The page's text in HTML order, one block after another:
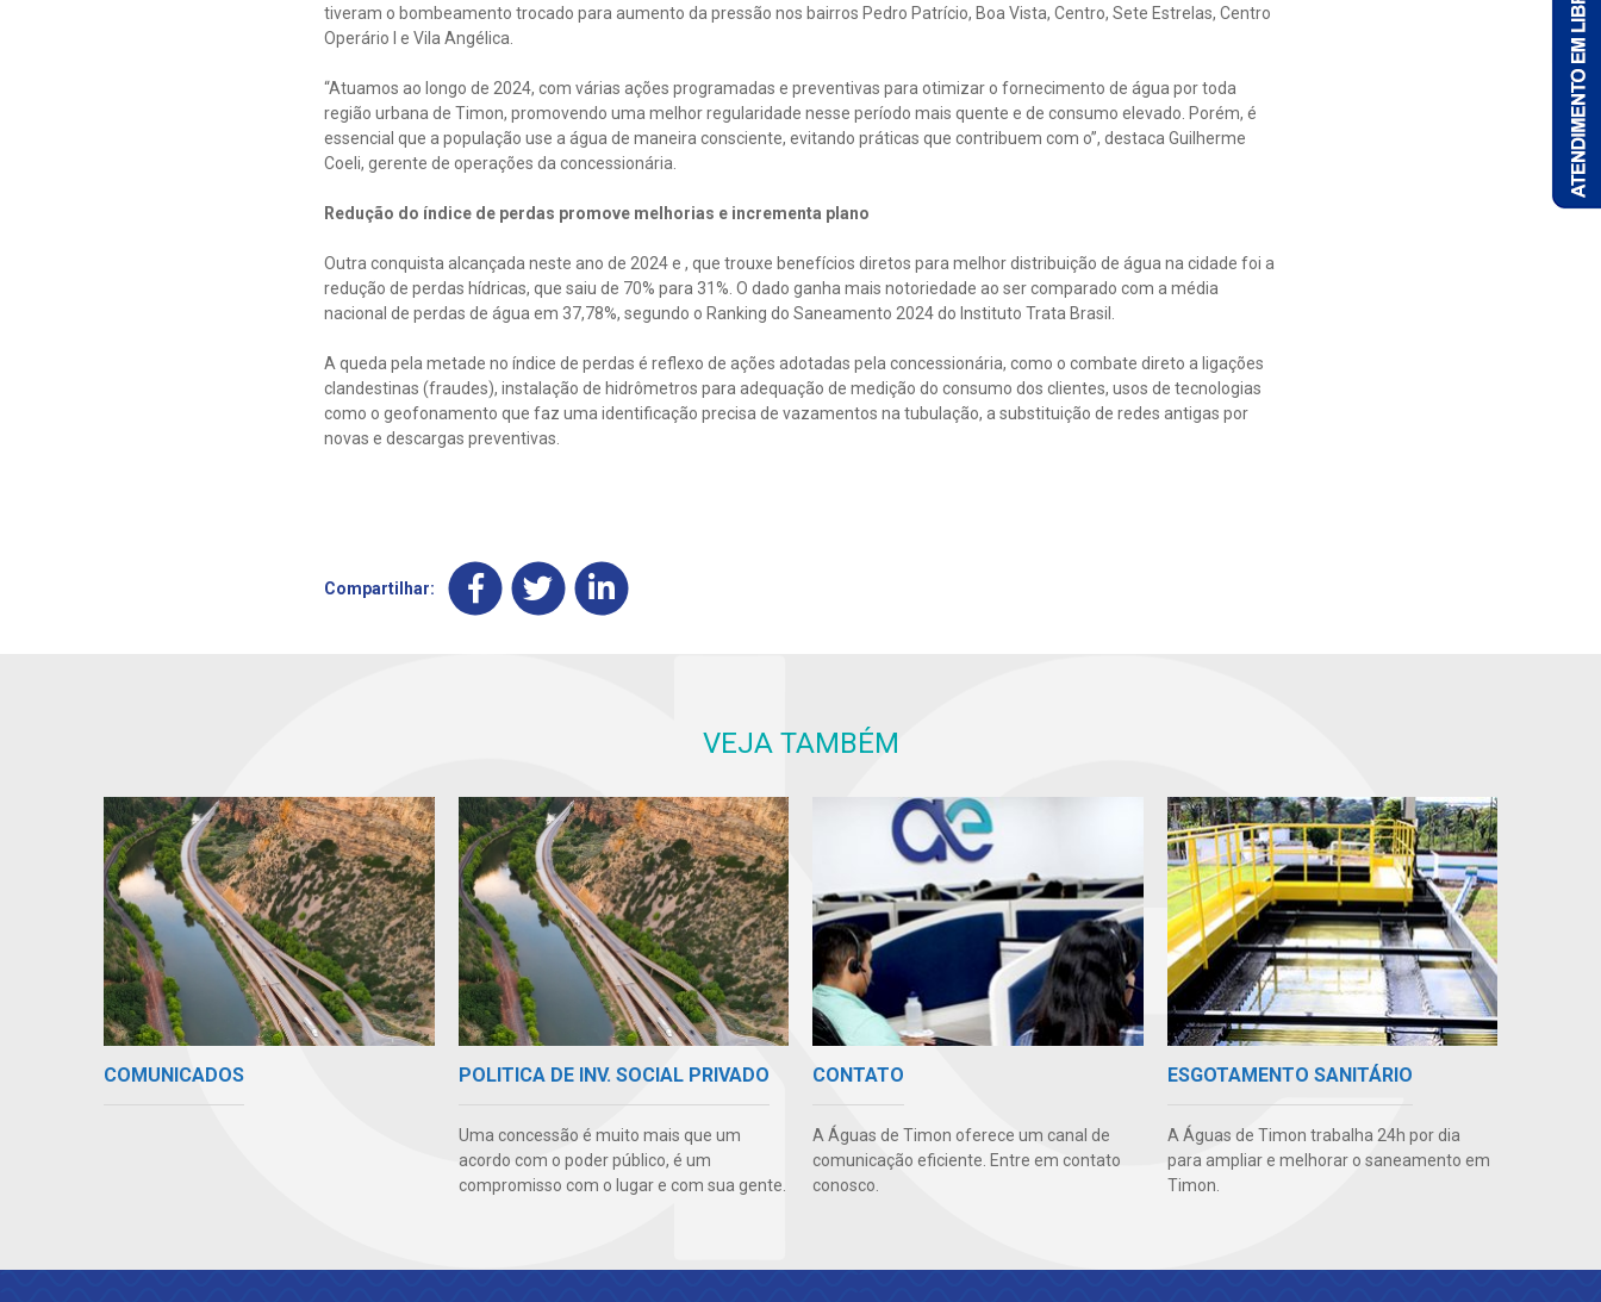
tiveram o bombeamento trocado para aumento da pressão nos bairros Pedro Patrício, Boa Vista, Centro, Sete Estrelas, Centro
Operário I e Vila Angélica.
“Atuamos ao longo de 2024, com várias ações programadas e preventivas para otimizar o fornecimento de água por toda
região urbana de Timon, promovendo uma melhor regularidade nesse período mais quente e de consumo elevado. Porém, é
essencial que a população use a água de maneira consciente, evitando práticas que contribuem com o”, destaca Guilherme
Coeli, gerente de operações da concessionária.
Redução do índice de perdas promove melhorias e incrementa plano
Outra conquista alcançada neste ano de 2024 e , que trouxe benefícios diretos para melhor distribuição de água na cidade foi a
redução de perdas hídricas, que saiu de 70% para 31%. O dado ganha mais notoriedade ao ser comparado com a média
nacional de perdas de água em 37,78%, segundo o Ranking do Saneamento 2024 do Instituto Trata Brasil.
A queda pela metade no índice de perdas é reflexo de ações adotadas pela concessionária, como o combate direto a ligações
clandestinas (fraudes), instalação de hidrômetros para adequação de medição do consumo dos clientes, usos de tecnologias
como o geofonamento que faz uma identificação precisa de vazamentos na tubulação, a substituição de redes antigas por
novas e descargas preventivas.
Compartilhar:
VEJA TAMBÉM
COMUNICADOS POLITICA DE INV. SOCIAL PRIVADO
Uma concessão é muito mais que um
acordo com o poder público, é um
compromisso com o lugar e com sua gente.
CONTATO
A Águas de Timon oferece um canal de
comunicação eficiente. Entre em contato
conosco.
ESGOTAMENTO SANITÁRIO
A Águas de Timon trabalha 24h por dia
para ampliar e melhorar o saneamento em
Timon.